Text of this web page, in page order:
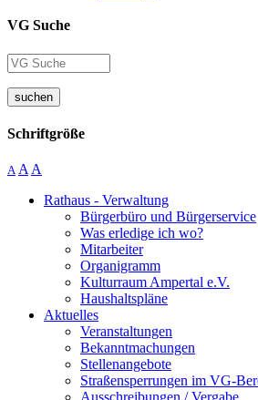
VG Suche
suchen
Schriftgröße
A A A
Rathaus - Verwaltung
Bürgerbüro und Bürgerservice
Was erledige ich wo?
Mitarbeiter
Organigramm
Kulturraum Ampertal e.V.
Haushaltspläne
Aktuelles
Veranstaltungen
Bekanntmachungen
Stellenangebote
Straßensperrungen im VG-
Ausschreibungen / Vergabe